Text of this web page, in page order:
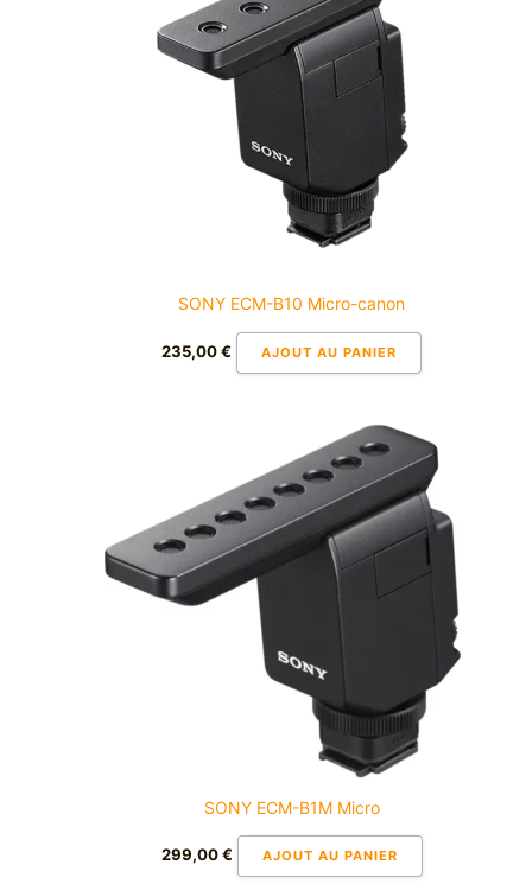
SONY ECM-B10 Micro-canon
235,00€ AJOUT AU PANIER
SONY ECM-B1M Micro
299,00€ AJOUT AU PANIER